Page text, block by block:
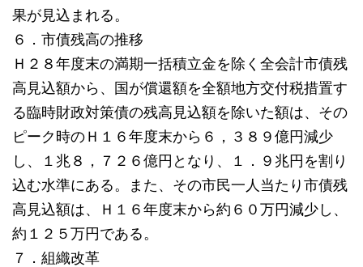
果が見込まれる。
６．市債残高の推移
Ｈ２８年度末の満期一括積立金を除く全会計市債残
高見込額から、国が償還額を全額地方交付税措置す
る臨時財政対策債の残高見込額を除いた額は、その
ピーク時のＨ１６年度末から６，３８９億円減少
し、１兆８，７２６億円となり、１．９兆円を割り
込む水準にある。また、その市民一人当たり市債残
高見込額は、Ｈ１６年度末から約６０万円減少し、
約１２５万円である。
７．組織改革